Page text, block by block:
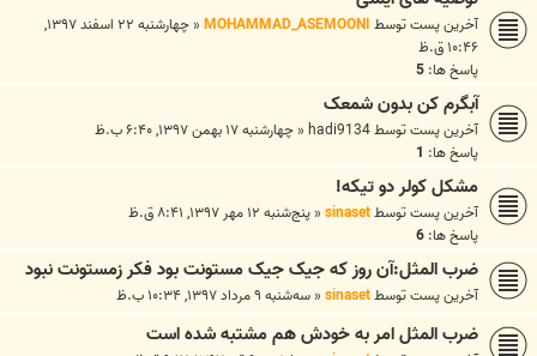
آخرین پست توسطMOHAMMAD_ASEMOONI
«
چهارشنبه ۲۲ اسفند ۱۳۹۷,
۱۰:۴۶ ق.ظ
پاسخ ها: 5
آبگرم کن بدون شمعک
آخرین پست توسطhadi9134
« چهارشنبه ۱۷ بهمن ۱۳۹۷, ۶:۴۰ ب.ظ
پاسخ ها: 1
مشکل کولر دو تیکه!
آخرین پست توسطsinaset
« پنج‌شنبه ۱۲ مهر ۱۳۹۷, ۸:۴۱ ق.ظ
پاسخ ها: 6
ضرب المثل:آن روز که جیک جیک مستونت بود فکر زمستونت نبود
آخرین پست توسطsinaset
« سه‌شنبه ۹ مرداد ۱۳۹۷, ۱۰:۳۴ ب.ظ
ضرب المثل امر به خودش هم مشتبه شده است